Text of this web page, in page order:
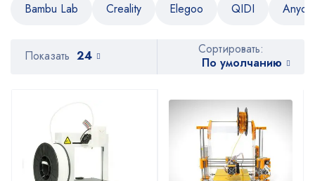
Bambu Lab Creality Elegoo QIDI
Сортировать:
По умолчанию
Показать 24